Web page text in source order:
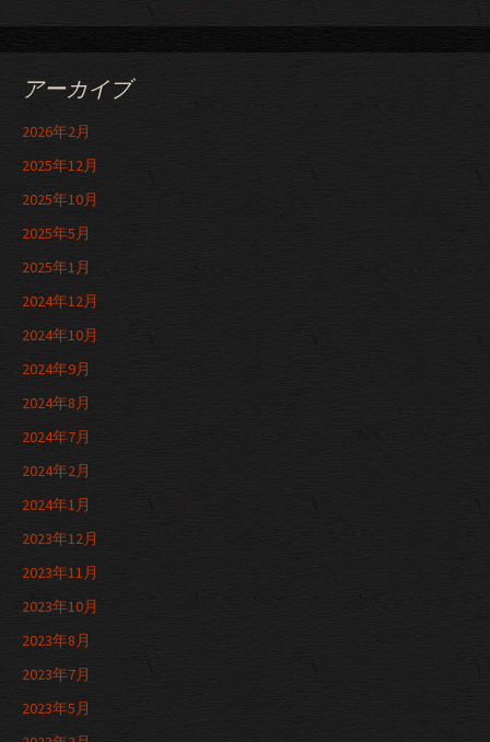
アーカイブ
2026年2月
2025年12月
2025年10月
2025年5月
2025年1月
2024年12月
2024年10月
2024年9月
2024年8月
2024年7月
2024年2月
2024年1月
2023年12月
2023年11月
2023年10月
2023年8月
2023年7月
2023年5月